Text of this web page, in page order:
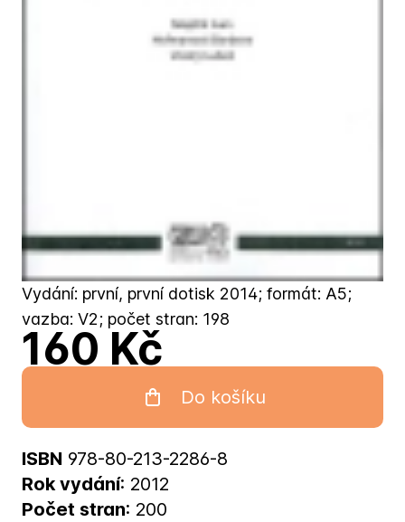
Vydání: první, první dotisk 2014; formát: A5;
vazba: V2; počet stran: 198
160 Kč
Do košíku
ISBN 978-80-213-2286-8
Rok vydání: 2012
Počet stran: 200